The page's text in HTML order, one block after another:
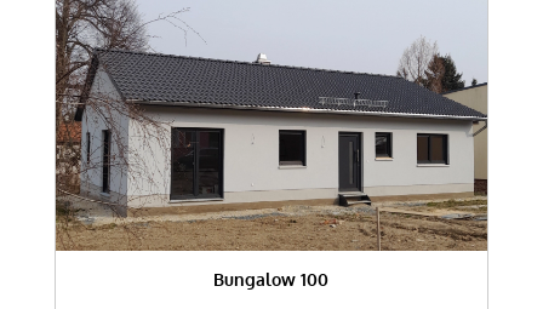
Bungalow 100